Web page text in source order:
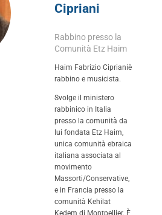
Cipriani
Rabbino presso la
Comunità Etz Haim
Haim Fabrizio Ciprianiè
rabbino e musicista.
Svolge il ministero
rabbinico in Italia
presso la comunità da
lui fondata Etz Haim,
unica comunità ebraica
italiana associata al
movimento
Massorti/Conservative,
e in Francia presso la
comunità Kehilat
Kedem di Montpellier. È